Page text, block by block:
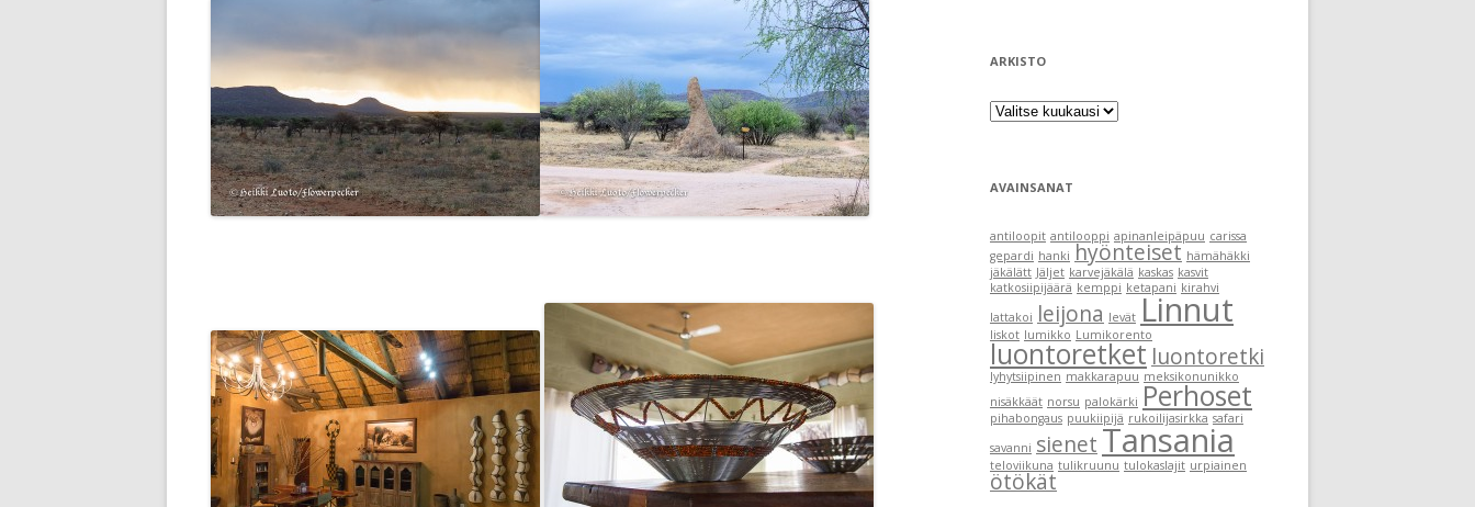
ARKISTO
Arkisto
AVAINSANAT
antiloopit antilooppi apinanleipäpuu carissa
gepardi hanki hyönteiset hämähäkki
jäkälätt Jäljet karvejäkälä kaskas kasvit
katkosiipijäärä kemppi ketapani kirahvi
lattakoi leijona levät Linnut
liskot lumikko Lumikorento
luontoretket luontoretki
lyhytsiipinen makkarapuu meksikonunikko
nisäkkäät norsu palokärki Perhoset
pihabongaus puukiipijä rukoilijasirkka safari
savanni sienet Tansania
teloviikuna tulikruunu tulokaslajit urpiainen
ötökät